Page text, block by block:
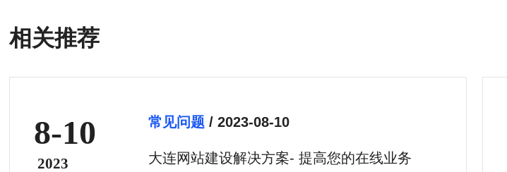
相关推荐
8-10
2023
常见问题/ 2023-08-10
大连网站建设解决方案- 提高您的在线业务